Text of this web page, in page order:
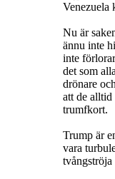
Venezuela
Nu är
ännu inte
inte
det som
drönare
att de alltid
trumfkort.
Trump är
vara